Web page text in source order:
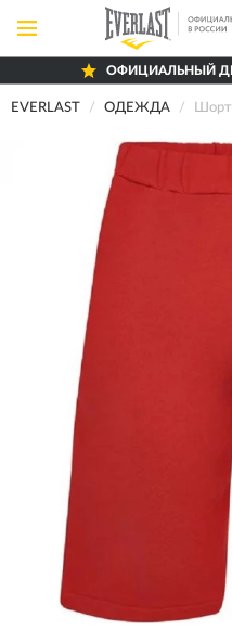
ОФИЦИАЛЬНЫЙ
EVERLAST ОДЕЖДА